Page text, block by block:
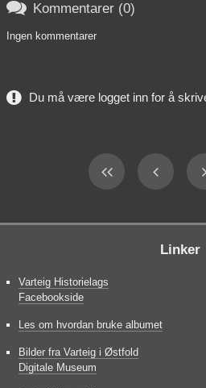
 Kommentarer (0)
Ingen kommentarer
Du må være logget inn for å
Linker
Varteig Historielags
Facebookside
Les om hvordan bruke albumet
Bilder fra Varteig i Østfold
Digitale Museum